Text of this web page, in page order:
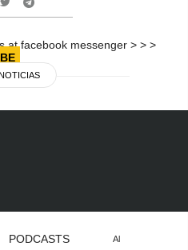
at facebook messenger > > >
PODCASTS
Al